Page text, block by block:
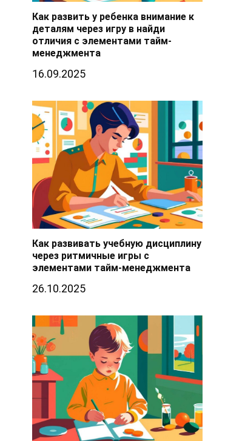
Как развить у ребенка внимание к
деталям через игру в найди
отличия с элементами тайм-
менеджмента
16.09.2025
Как развивать учебную дисциплину
через ритмичные игры с
элементами тайм-менеджмента
26.10.2025